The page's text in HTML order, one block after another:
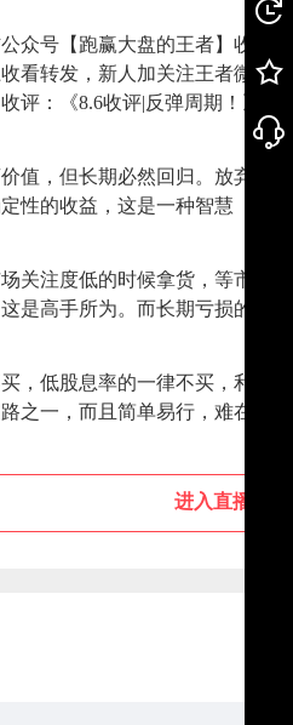
众号【跑赢大盘的王者】收评
看转发，新人加关注王者微信
收评：《8.6收评|反弹周期！》
值，但长期必然回归。放弃对
性的收益，这是一种智慧
关注度低的时候拿货，等市场
是高手所为。而长期亏损的股
，低股息率的一律不买，利润
之一，而且简单易行，难在坚持
进入直播间